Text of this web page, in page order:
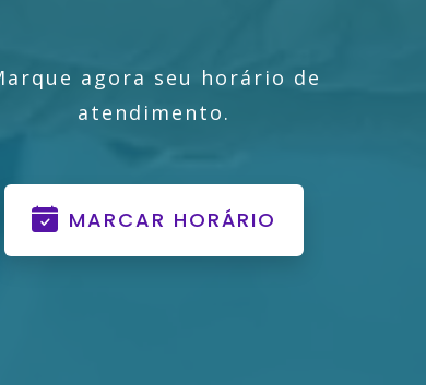
agora seu horário de
atendimento.
MARCAR HORÁRIO